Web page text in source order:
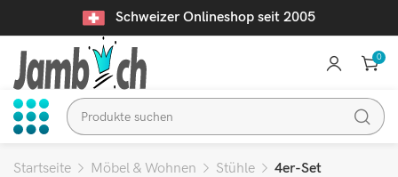
Schweizer Onlineshop seit 2005
0
Startseite Möbel & Wohnen Stühle
4er-Set